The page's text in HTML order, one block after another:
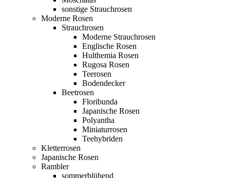
sonstige Strauchrosen
Moderne Rosen
Strauchrosen
Moderne Strauchrosen
Englische Rosen
Hulthemia Rosen
Rugosa Rosen
Teerosen
Bodendecker
Beetrosen
Floribunda
Japanische Rosen
Polyantha
Miniaturrosen
Teehybriden
Kletterrosen
Japanische Rosen
Rambler
sommerblühend